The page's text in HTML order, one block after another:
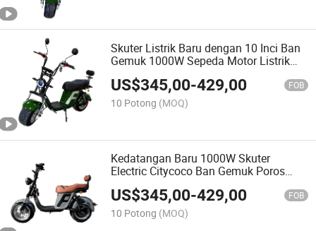
Skuter Listrik Baru dengan 10 Inci Ban
Gemuk 1000W Sepeda Motor Listrik
Terdaftar di Brasil 130cm Jarak Sumbu
Citycoco
US$345,00-429,00 FOB
10 Potong (MOQ)
Kedatangan Baru 1000W Skuter
Electric Citycoco Ban Gemuk Poros
Pendek 1.3m Model Brasil dengan
Baterai Besar untuk Dewasa
US$345,00-429,00 FOB
10 Potong (MOQ)